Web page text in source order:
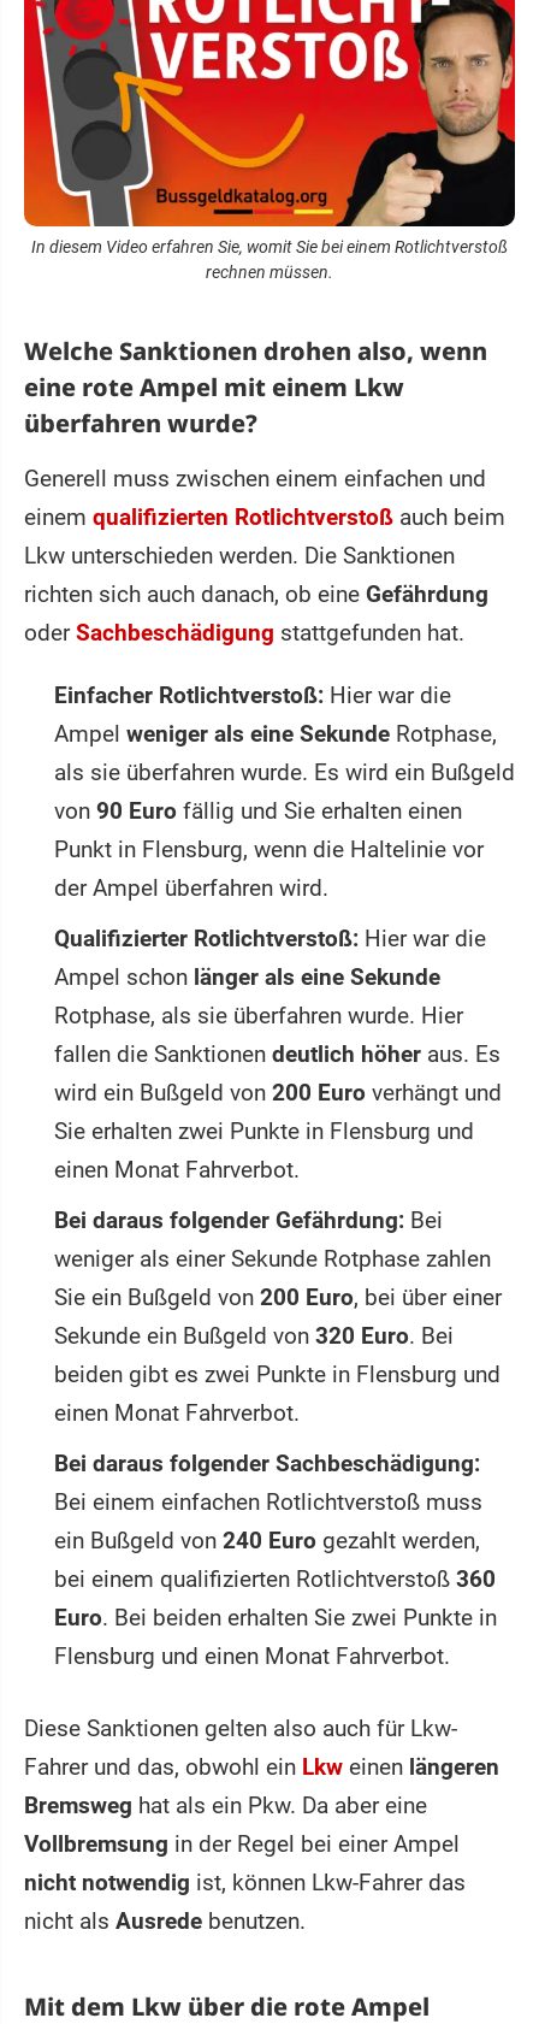
In diesem Video erfahren Sie, womit Sie bei einem Rotlichtverstoß
rechnen müssen.
Welche Sanktionen drohen also, wenn
eine rote Ampel mit einem Lkw
überfahren wurde?
Generell muss zwischen einem einfachen und
einem qualifizierten Rotlichtverstoß auch beim
Lkw unterschieden werden. Die Sanktionen
richten sich auch danach, ob eine Gefährdung
oderSachbeschädigung stattgefunden hat.
Einfacher Rotlichtverstoß: Hier war die
Ampel weniger als eine Sekunde Rotphase,
als sie überfahren wurde. Es wird ein Bußgeld
von 90 Euro fällig und Sie erhalten einen
Punkt in Flensburg, wenn die Haltelinie vor
der Ampel überfahren wird.
Qualifizierter Rotlichtverstoß: Hier war die
Ampel schon länger als eine Sekunde
Rotphase, als sie überfahren wurde. Hier
fallen die Sanktionen deutlich höher aus. Es
wird ein Bußgeld von 200 Euro verhängt und
Sie erhalten zwei Punkte in Flensburg und
einen Monat Fahrverbot.
Bei daraus folgender Gefährdung: Bei
weniger als einer Sekunde Rotphase zahlen
Sie ein Bußgeld von 200 Euro, bei über einer
Sekunde ein Bußgeld von 320 Euro. Bei
beiden gibt es zwei Punkte in Flensburg und
einen Monat Fahrverbot.
Bei daraus folgender Sachbeschädigung:
Bei einem einfachen Rotlichtverstoß muss
ein Bußgeld von 240 Euro gezahlt werden,
bei einem qualifizierten Rotlichtverstoß 360
Euro. Bei beiden erhalten Sie zwei Punkte in
Flensburg und einen Monat Fahrverbot.
Diese Sanktionen gelten also auch für Lkw-
Fahrer und das, obwohl ein Lkw einen längeren
Bremsweg hat als ein Pkw. Da aber eine
Vollbremsung in der Regel bei einer Ampel
nicht notwendig ist, können Lkw-Fahrer das
nicht als Ausrede benutzen.
Mit dem Lkw über die rote Ampel